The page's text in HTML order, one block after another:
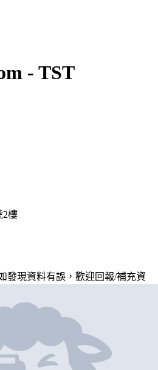
- TST
2樓
發現資料有誤，歡迎回報/補充資